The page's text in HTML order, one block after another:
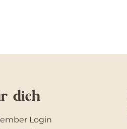
dich
Login